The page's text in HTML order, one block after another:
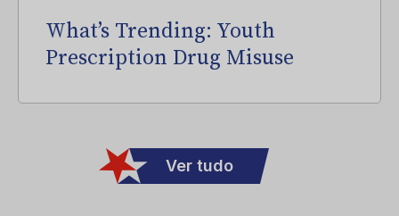
What’s Trending: Youth
Prescription Drug Misuse
Ver tudo